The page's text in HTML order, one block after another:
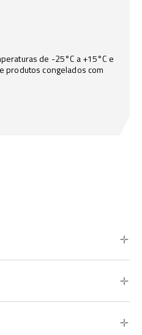
de -25°C a +15°C e
produtos congelados com